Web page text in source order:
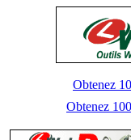
Obtenez
Obtenez